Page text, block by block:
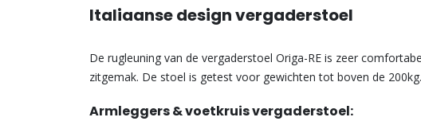
Italiaanse design vergaderstoel
De rugleuning van de vergaderstoel Origa-RE is zeer
zitgemak. De stoel is getest voor gewichten tot boven de 200kg.
Armleggers & voetkruis vergaderstoel: